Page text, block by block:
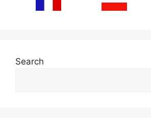
Search